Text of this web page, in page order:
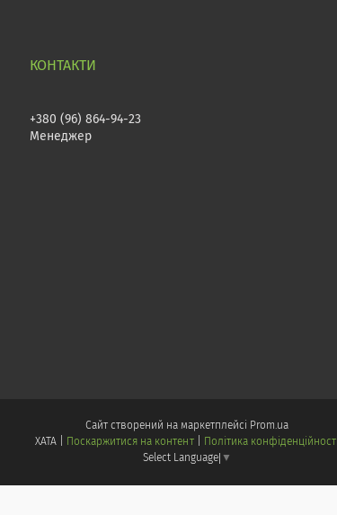
+380 (96) 864-94-23
Менеджер
Сайт створений на маркетплейсі
Prom.ua
Поскаржитися на контент
Політика конфіденційності
Select Language ▼